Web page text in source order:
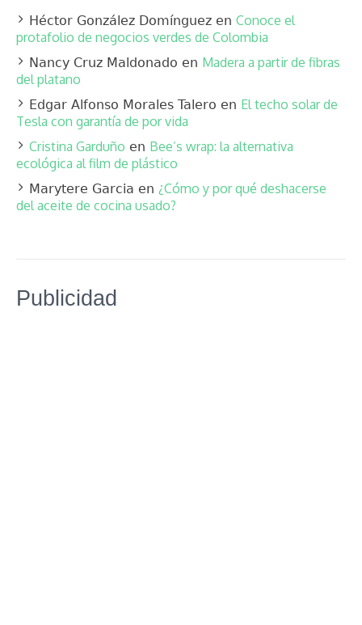
Héctor González Domínguez en Conoce el
protafolio de negocios verdes de Colombia
Nancy Cruz Maldonado en Madera a partir de fibras
del platano
Edgar Alfonso Morales Talero en El techo solar de
Tesla con garantía de por vida
Cristina Garduño en Bee’s wrap: la alternativa
ecológica al film de plástico
Marytere Garcia en ¿Cómo y por qué deshacerse
del aceite de cocina usado?
Publicidad